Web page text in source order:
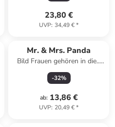
23,80 €
UVP: 34,49 €*
Mr. & Mrs. Panda
Bild Frauen gehören in die...
mit Spruch in Weiß
-32%
ab: 13,86 €
UVP: 20,49 €*